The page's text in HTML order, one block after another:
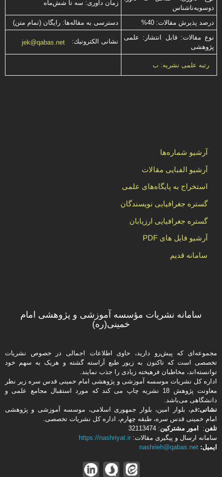
دوسویه‌ناشناس
زمان داوری: سه تا شش‌ماه
درصد پذیرش مقالات: 40%
دسترسی به مقاله‌ها: رایگان (تمام متن)
نوع مقالات: قابل انتشار: علمی
پژوهشی
نشانی الكترونیك: jek@qabas.net
رتبه علمی نشریه: ب
آرشیو شماره‌ها
آرشیو الفبایی مقالات
استخراج به پایگاه‌های علمی
گستره جغرافیایی نویسندگان
گستره جغرافیایی ارزیابان
آرشیو فایل های PDF
سامانه قدیم
سامانه نشریات مؤسسه آموزشی و پژوهشی امام
خمینی(ره)
مجموعه‌ای که پیش‌رو دارید،‌ حاوی اطلاعات اجمالی در خصوص نشریات
تخصصی است که تاکنون به زیور طبع آراسته گشته و هریک به سهم خود
توانسته‌اند، مخاطبان فرهیخته‌ زیادی را جذب نمایند.
اداره كل نشریات موسسه آموزشی و پژوهشی امام خمینی قدس سره زیر نظر
معاونت پژوهش 18 نشریه چاپ می کند که مورد استقبال مجامع علمی و
دانشگاهی می‌باشد.
نشانی:قم، بلوار امین، بلوار جمهوری اسلامی، موسسه آموزشی و پژوهشی
امام خمینی قدس سره، طبقه چهارم، اداره كل نشریات تخصصی.
تلفن: امور مشتركین: 32113474
سامانه ارسال و پیگیری مقالات: https://nashriyat.ir
ایمیل: nashrieh@qabas.net